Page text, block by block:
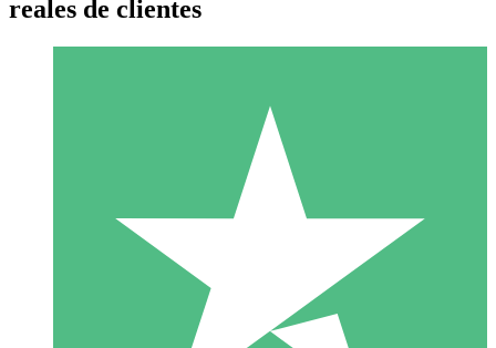
Paquetes de Créditos Individuales
Paga según el uso con créditos de descarga. Sin compromiso
10 00
reales de clientes